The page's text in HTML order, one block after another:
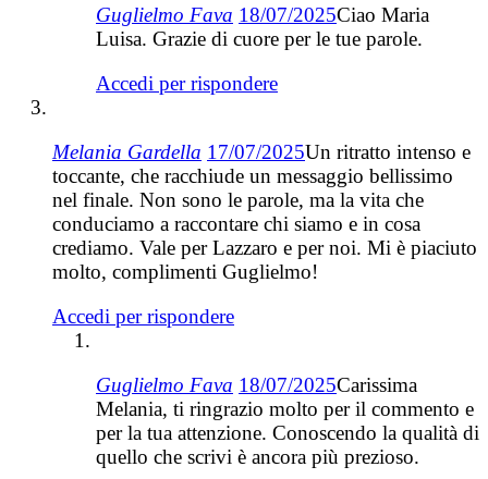
Guglielmo Fava 18/07/2025Ciao Maria
Luisa. Grazie di cuore per le tue parole.
Accedi per rispondere
Melania Gardella 17/07/2025Un ritratto intenso e
toccante, che racchiude un messaggio bellissimo
nel finale. Non sono le parole, ma la vita che
conduciamo a raccontare chi siamo e in cosa
crediamo. Vale per Lazzaro e per noi. Mi è piaciuto
molto, complimenti Guglielmo!
Accedi per rispondere
Guglielmo Fava 18/07/2025Carissima
Melania, ti ringrazio molto per il commento e
per la tua attenzione. Conoscendo la qualità di
quello che scrivi è ancora più prezioso.